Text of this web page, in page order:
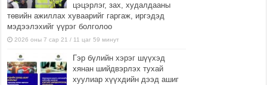
цэцэрлэг, зах, худалдааны
төвийн ажиллах хуваарийг гаргаж, иргэдэд
мэдээлэхийг үүрэг болголоо
2026 оны 7 сар 21 / 11 цаг 59 минут
Гэр бүлийн хэрэг шүүхэд
хянан шийдвэрлэх тухай
хуулиар хүүхдийн дээд ашиг